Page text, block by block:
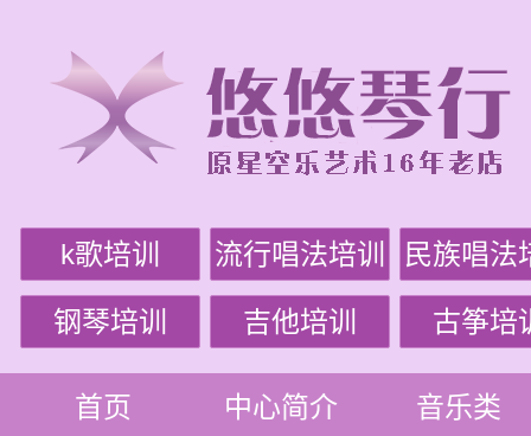
k歌培训 流行唱法培训 民族唱法
钢琴培训 吉他培训 古筝培
首页 中心简介 音乐类